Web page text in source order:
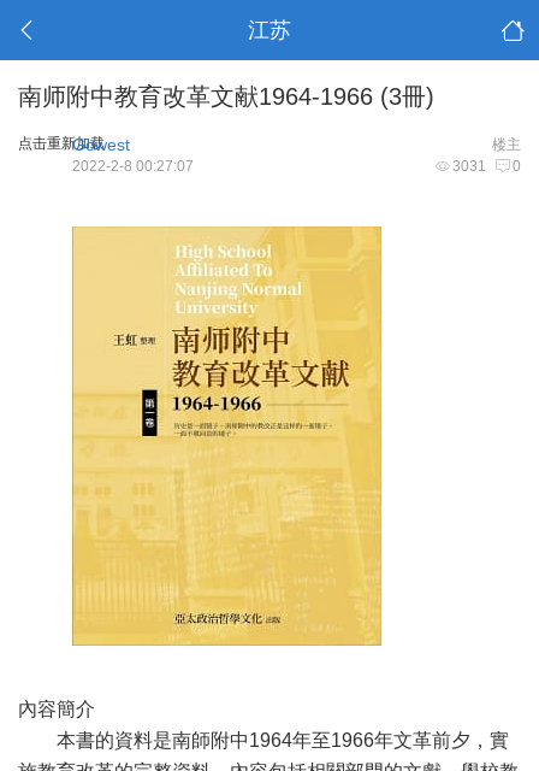
江苏
南师附中教育改革文献1964-1966 (3冊)
点击重新加载 楼主
Gowest
3031 0
2022-2-8 00:27:07
內容簡介
本書的資料是南師附中1964年至1966年文革前夕，實